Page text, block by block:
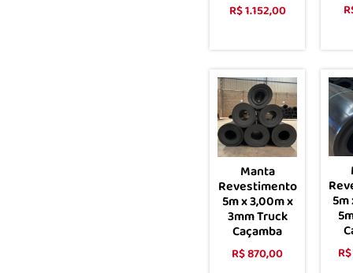
R$1.152,00
Manta
Revestimento
5m x 3,00m x
3mm Truck
Caçamba
R$870,00 R$